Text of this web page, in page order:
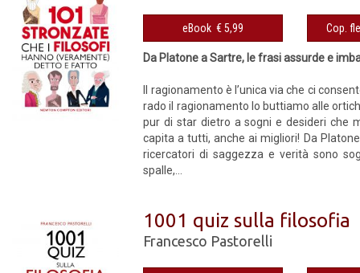
eBook € 5,99
Da Platone a Sartre, le frasi assurde e
Il ragionamento è l’unica via che ci
rado il ragionamento lo buttiamo alle
pur di star dietro a sogni e desideri che
capita a tutti, anche ai migliori! Da
ricercatori di saggezza e verità sono
spalle,...
1001 quiz sulla filosofia
Francesco Pastorelli